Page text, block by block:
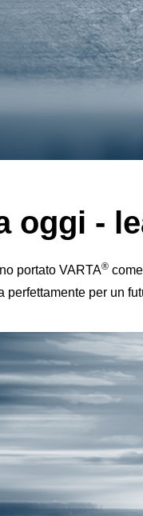
oggi -
portato VARTA®
perfettamente per un